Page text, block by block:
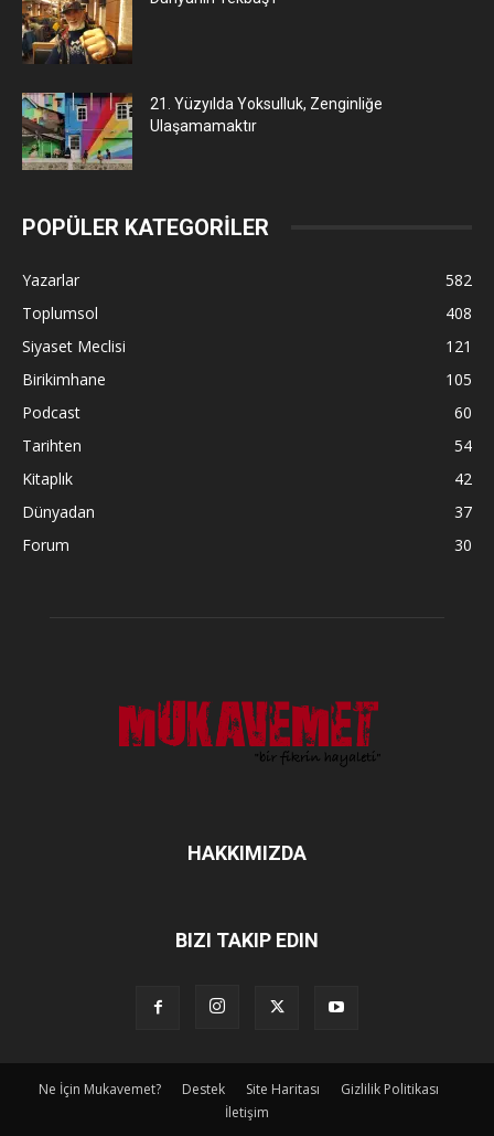
21. Yüzyılda Yoksulluk, Zenginliğe
Ulaşamamaktır
POPÜLER KATEGORİLER
Yazarlar
582
Toplumsol
408
Siyaset Meclisi
121
Birikimhane
105
Podcast
60
Tarihten
54
Kitaplık
42
Dünyadan
37
Forum
30
HAKKIMIZDA
BIZI TAKIP EDIN
Ne İçin Mukavemet? Destek Site Haritası
Gizlilik Politikası
İletişim